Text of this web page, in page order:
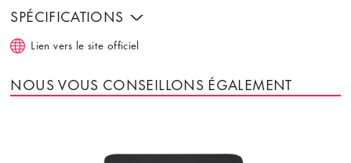
SPÉCIFICATIONS
Lien vers le site officiel
NOUS VOUS CONSEILLONS ÉGALEMENT